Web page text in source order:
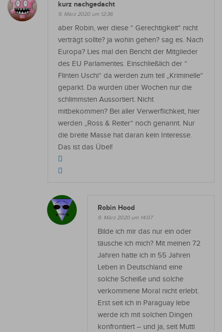
kurz nachgedacht
9. März 2020 um 12:36
aber Robin, wer diese “ Gerechtigkeit“ nicht
verträgt sollte? ja wohin gehen? sag es. Nach
Europa? Lies mal den Bericht der Mitglieder
des EU Parlamentes. Einschließlich der “
Flinten Uschi“ da werden zum teil „Kriminelle“
geparkt. Da wurden über Wochen nur die
schlimmsten Aussortiert. Nicht
mitbekommen? Bei aller Verwerflichkeit, hier
werden „Ross & Reiter“ noch genannt. Nur
die breite Masse hat daran kein Interesse.
Das ist das Übel!
Robin Hood
9. März 2020 um 14:07
Bilde ich mir das nur ein oder
täusche ich mich? Mit meinen 72
Jahren hatte ich in 55 Jahren
Leben in Deutschland eine
solche Scheiße und solche
verkommene Moral nicht erlebt.
Erst seit ich in Paraguay lebe
werde ich mit solchen Dingen
konfrontiert – und ja, seit Mutti